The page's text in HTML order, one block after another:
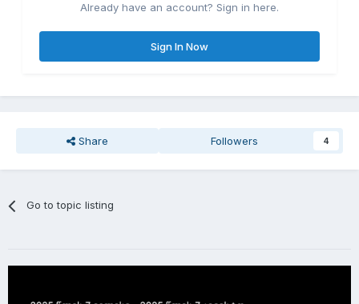
Already have an account? Sign in here.
Sign In Now
Share Followers 4
Go to topic listing